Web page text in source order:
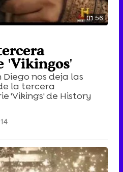
01:56
'Vikingos'
Diego nos deja las
la tercera
'Vikings' de History